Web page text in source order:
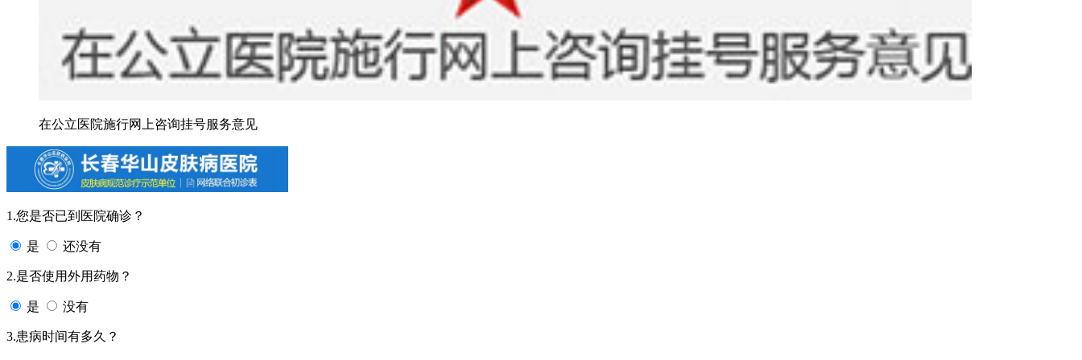
在公立医院施行网上咨询挂号服务意见
1.您是否已到医院确诊？
是 还没有
2.是否使用外用药物？
是 没有
3.患病时间有多久？